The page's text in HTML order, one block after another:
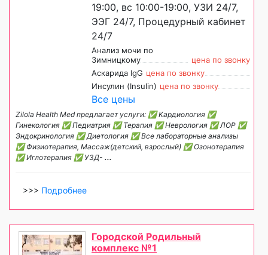
19:00, вс 10:00-19:00, УЗИ 24/7,
ЭЭГ 24/7, Процедурный кабинет
24/7
Анализ мочи по
Зимницкому
цена по звонку
Аскарида IgG цена по звонку
Инсулин (Insulin) цена по звонку
Все цены
Zilola Health Med предлагает услуги: ✅ Кардиология ✅
Гинекология ✅ Педиатрия ✅ Терапия ✅ Неврология ✅ ЛОР ✅
Эндокринология ✅ Диетология ✅ Все лабораторные анализы
✅ Физиотерапия, Массаж(детский, взрослый) ✅ Озонотерапия
✅ Иглотерапия ✅ УЗД- ...
>>> Подробнее
Городской Родильный
комплекс №1